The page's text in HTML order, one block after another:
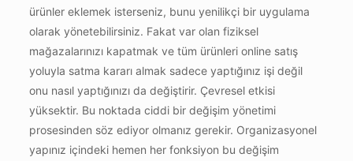
ürünler eklemek isterseniz, bunu yenilikçi bir uygulama
olarak yönetebilirsiniz. Fakat var olan fiziksel
mağazalarınızı kapatmak ve tüm ürünleri online satış
yoluyla satma kararı almak sadece yaptığınız işi değil
onu nasıl yaptığınızı da değiştirir. Çevresel etkisi
yüksektir. Bu noktada ciddi bir değişim yönetimi
prosesinden söz ediyor olmanız gerekir. Organizasyonel
yapınız içindeki hemen her fonksiyon bu değişim